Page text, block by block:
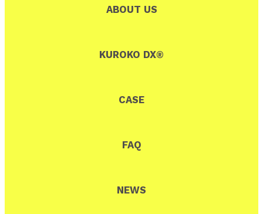
ABOUT US
KUROKO DX®
CASE
FAQ
NEWS